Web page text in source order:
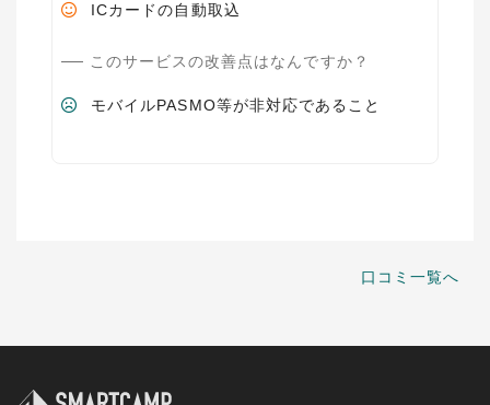
ICカードの自動取込
このサービスの改善点はなんですか？
モバイルPASMO等が非対応であること
口コミ一覧へ